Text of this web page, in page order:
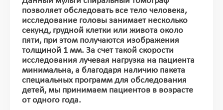
позволяет обследовать все тело человека,
исследование головы занимает несколько
секунд, грудной клетки или живота около
пяти, при этом получаются изображения
толщиной 1 мм. За счет такой скорости
исследования лучевая нагрузка на пациента
минимальна, а благодаря наличию пакета
специальных программ для обследования
детей, мы принимаем пациентов в возрасте
от одного года.